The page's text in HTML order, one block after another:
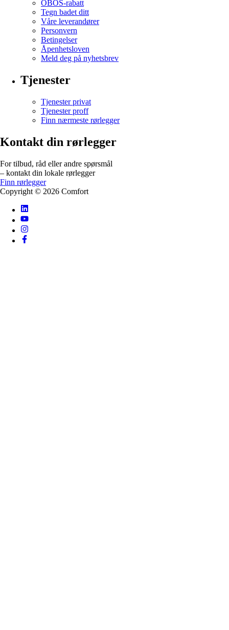
OBOS-rabatt
Tegn badet ditt
Våre leverandører
Personvern
Betingelser
Åpenhetsloven
Meld deg på nyhetsbrev
Tjenester
Tjenester privat
Tjenester proff
Finn nærmeste rørlegger
Kontakt din rørlegger
For tilbud, råd eller andre spørsmål
– kontakt din lokale rørlegger
Finn rørlegger
Copyright © 2026 Comfort